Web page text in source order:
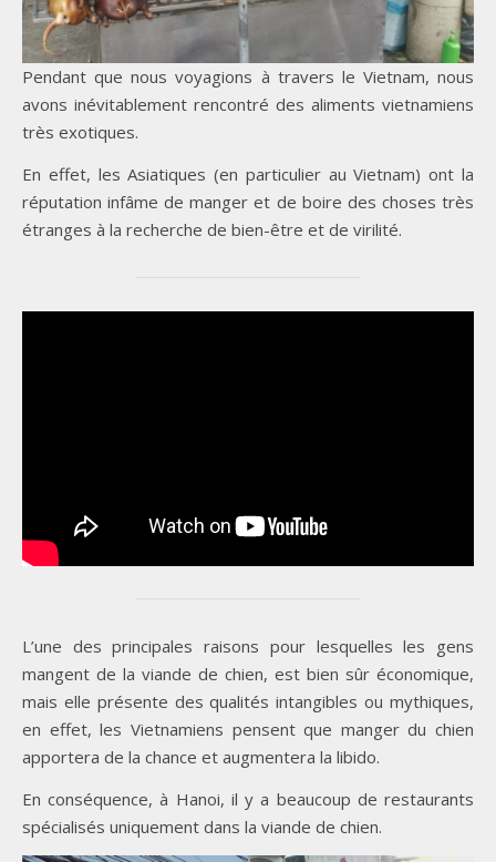
Pendant que nous voyagions à travers le Vietnam, nous
avons inévitablement rencontré des aliments vietnamiens
très exotiques.
En effet, les Asiatiques (en particulier au Vietnam) ont la
réputation infâme de manger et de boire des choses très
étranges à la recherche de bien-être et de virilité.
L’une des principales raisons pour lesquelles les gens
mangent de la viande de chien, est bien sûr économique,
mais elle présente des qualités intangibles ou mythiques,
en effet, les Vietnamiens pensent que manger du chien
apportera de la chance et augmentera la libido.
En conséquence, à Hanoi, il y a beaucoup de restaurants
spécialisés uniquement dans la viande de chien.